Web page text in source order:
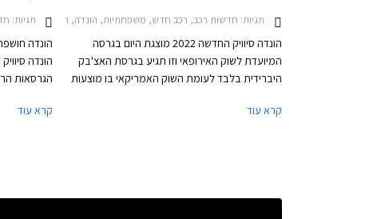
תגיות: חדשות רכב, רכב חדש, משפחתיות, הונדה, הונדה סיוויק 5 דלתות 2017-2022הונדה סיוויק 5 דלתות 2022-2025
הונדה סיוויק החדשה 2022 מוצגת היום בגרסה
המיועדת לשוק האירופאי וזו תגיע בגרסת האצ'בק
היברידית בלבד לעומת השוק האמריקאי בו מוצעות
2.0 ליטרים. הדגם יתחרה בעיקר בטויוטה קורולה אם
קרא עוד
תגיות:
הונדה
הקודמים
קרא עוד